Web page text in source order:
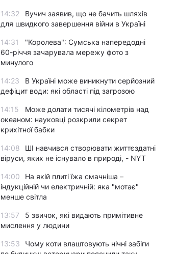
14:32
Вучич заявив, що не бачить шляхів
для швидкого завершення війни в Україні
14:31
"Королева": Сумська напередодні
60-річчя зачарувала мережу фото з
минулого
14:23
В Україні може виникнути серйозний
дефіцит води: які області під загрозою
14:15
Може долати тисячі кілометрів над
океаном: науковці розкрили секрет
крихітної бабки
14:08
ШІ навчився створювати життєздатні
віруси, яких не існувало в природі, - NYT
14:00
На якій плиті їжа смачніша –
індукційній чи електричній: яка "мотає"
менше світла
13:57
5 звичок, які видають примітивне
мислення у людини
13:53
Чому коти влаштовують нічні забіги